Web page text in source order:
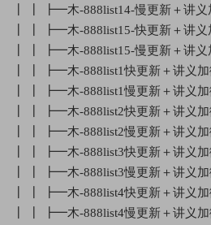
┃ ┃ ┣━木-888list14-慢更新＋讲义
┃ ┃ ┣━木-888list15-快更新＋讲义
┃ ┃ ┣━木-888list15-慢更新＋讲义
┃ ┃ ┣━木-888list1快更新＋讲义加
┃ ┃ ┣━木-888list1慢更新＋讲义加
┃ ┃ ┣━木-888list2快更新＋讲义加
┃ ┃ ┣━木-888list2慢更新＋讲义加
┃ ┃ ┣━木-888list3快更新＋讲义加
┃ ┃ ┣━木-888list3慢更新＋讲义加
┃ ┃ ┣━木-888list4快更新＋讲义加
┃ ┃ ┣━木-888list4慢更新＋讲义加